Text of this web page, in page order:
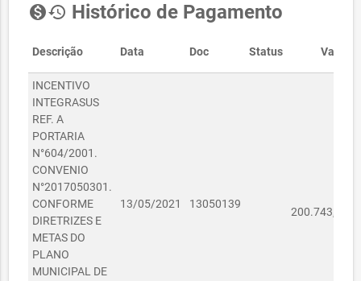
monetization_onhistory Histórico de Pagamento
Descrição Data Doc Status Valor
INCENTIVO
INTEGRASUS
REF. A
PORTARIA
N°604/2001.
CONVENIO
N°2017050301.
CONFORME
DIRETRIZES E
METAS DO
PLANO
MUNICIPAL DE
13/05/2021 13050139
200.743,08